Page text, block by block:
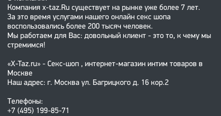
Компания x-taz.Ru существует на рынке уже более 7 лет.
За это время услугами нашего онлайн секс шопа
воспользовались более 200 тысяч человек.
Мы работаем для Вас: довольный клиент - это то, к чему мы
стремимся!
«X-Taz.ru» - Секс-шоп , интернет-магазин интим товаров в
Москве
Наш адрес: г. Москва ул. Багрицкого д. 16 кор.2
Телефоны:
+7 (495) 199-85-71